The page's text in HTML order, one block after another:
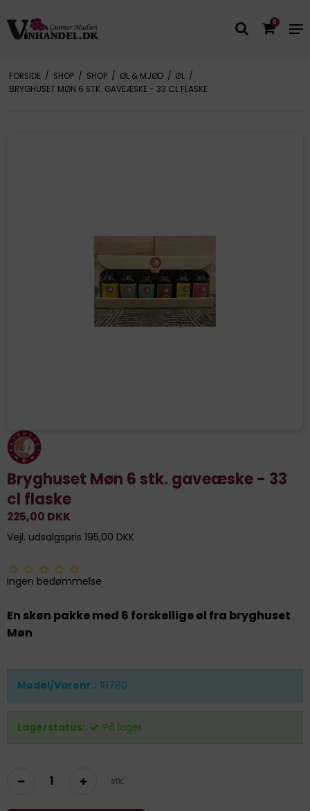
0
FORSIDE / SHOP / SHOP / ØL & MJØD / ØL /
BRYGHUSET MØN 6 STK. GAVEÆSKE - 33 CL FLASKE
Bryghuset Møn 6 stk. gaveæske - 33
cl flaske
225,00 DKK
Vejl. udsalgspris 195,00 DKK
Ingen bedømmelse
En skøn pakke med 6 forskellige øl fra bryghuset
Møn
Model/Varenr.: 18780
Lagerstatus: På lager
stk.